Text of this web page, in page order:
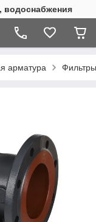
водоснабжения
арматура